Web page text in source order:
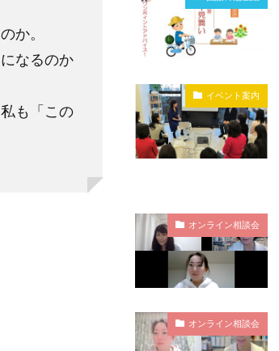
か。
なるのか
も「この
イベント案内
オンライン相談会
オンライン相談会